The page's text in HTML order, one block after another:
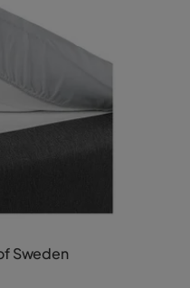
Sweden